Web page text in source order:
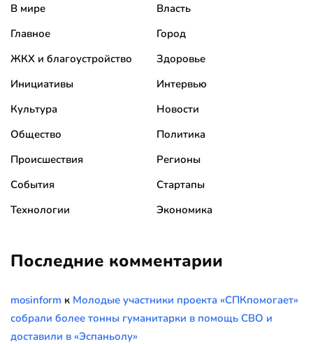
В мире
Власть
Главное
Город
ЖКХ и благоустройство
Здоровье
Инициативы
Интервью
Культура
Новости
Общество
Политика
Происшествия
Регионы
События
Стартапы
Технологии
Экономика
Последние комментарии
mosinform к Молодые участники проекта «СПКпомогает»
собрали более тонны гуманитарки в помощь СВО и
доставили в «Эспаньолу»